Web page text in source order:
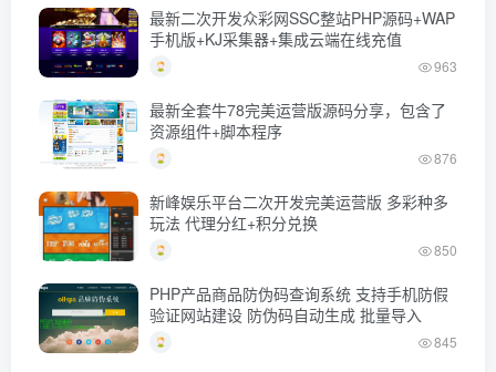
最新二次开发众彩网SSC整站PHP源码+WAP
手机版+KJ采集器+集成云端在线充值
963
最新全套牛78完美运营版源码分享，包含了
资源组件+脚本程序
876
新峰娱乐平台二次开发完美运营版 多彩种多
玩法 代理分红+积分兑换
850
PHP产品商品防伪码查询系统 支持手机防假
验证网站建设 防伪码自动生成 批量导入
845